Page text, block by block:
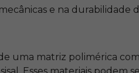
e na durabilidade
uma matriz polimérica